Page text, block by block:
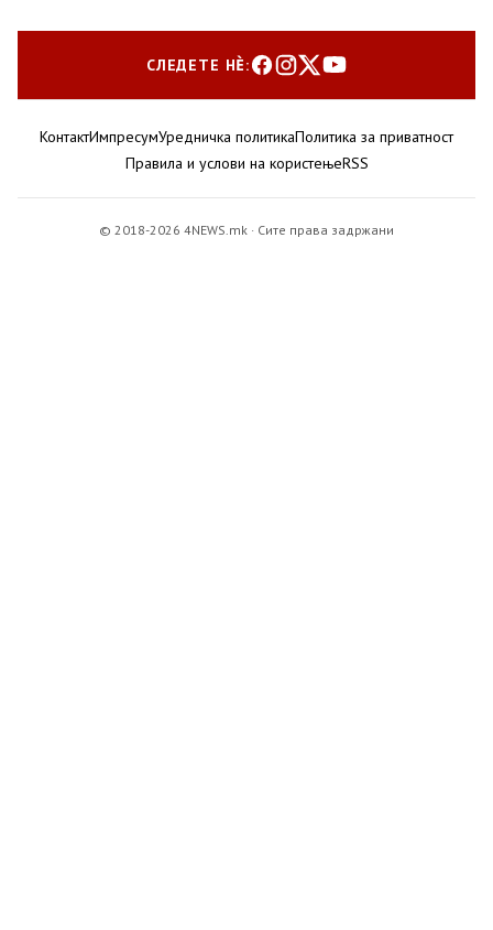
СЛЕДЕТЕ НЀ:
КонтактИмпресумУредничка политикаПолитика за приватност
Правила и услови на користењеRSS
© 2018-2026 4NEWS.mk · Сите права задржани